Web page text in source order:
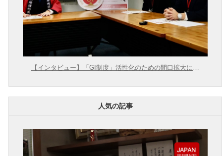
【インタビュー】「GI制度」活性化のための間口拡大に向
人気の記事